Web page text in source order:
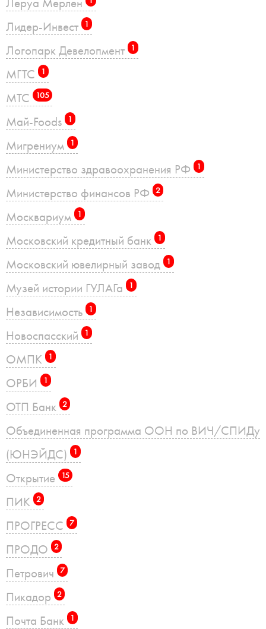
Лидер-Инвест 1
Логопарк Девелопмент 1
МГТС 1
МТС 105
Май-Foods 1
Мигрениум 1
Министерство здравоохранения РФ 1
Министерство финансов РФ 2
Москвариум 1
Московский кредитный банк 1
Московский ювелирный завод 1
Музей истории ГУЛАГа 1
Независимость 1
Новоспасский 1
ОМПК 1
ОРБИ 1
ОТП Банк 2
Объединенная программа ООН по ВИЧ/СПИДу
(ЮНЭЙДС)
1
Открытие 15
ПИК 2
ПРОГРЕСС 7
ПРОДО 2
Петрович 7
Пикадор 2
Почта Банк 1